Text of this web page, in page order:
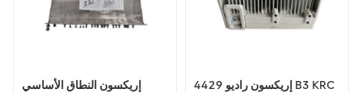
إريكسون النطاق الأساسي
إريكسون راديو 4429 B3 KRC